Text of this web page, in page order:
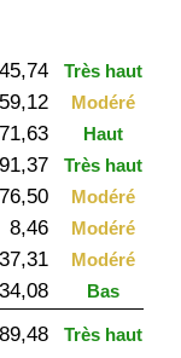
Très haut
59,12 Modéré
71,63 Haut
91,37 Très haut
76,50 Modéré
8,46 Modéré
37,31 Modéré
34,08 Bas
Très haut